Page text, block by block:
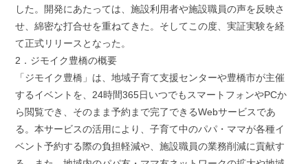
した。開発にあたっては、施設利用者や施設職員の声を反映さ
せ、綿密な打合せを重ねてきた。そしてこの度、実証実験を経
て正式リリースとなった。
2．ジモイク豊橋の概要
「ジモイク豊橋」は、地域子育て支援センターや豊橋市が主催
するイベントを、24時間365日いつでもスマートフォンやPCか
ら閲覧でき、そのまま予約まで完了できるWebサービスであ
る。本サービスの活用により、子育て中のパパ・ママが各種イ
ベント予約する際の負担軽減や、施設職員の業務削減に貢献す